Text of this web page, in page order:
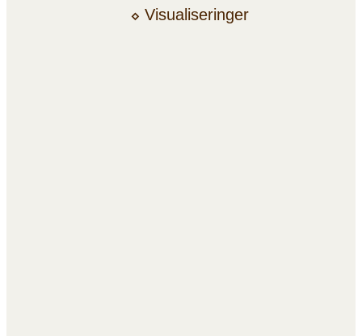
⬦ Visualiseringer